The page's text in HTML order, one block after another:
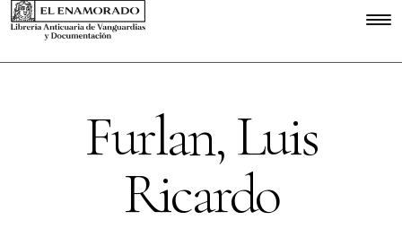
Furlan, Luis
Ricardo